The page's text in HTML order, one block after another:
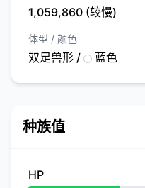
1,059,860 (较慢)
体型 / 颜色
双足兽形 / 蓝色
种族值
HP